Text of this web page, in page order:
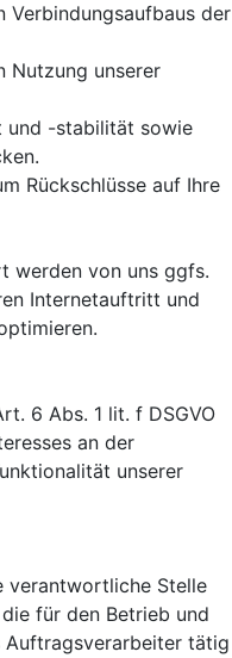
Verbindungsaufbaus der
Nutzung unserer
und -stabilität sowie
Rückschlüsse auf Ihre
werden von uns ggfs.
Internetauftritt und
6 Abs. 1 lit. f DSGVO
an der
unserer
verantwortliche Stelle
für den Betrieb und
Auftragsverarbeiter tätig